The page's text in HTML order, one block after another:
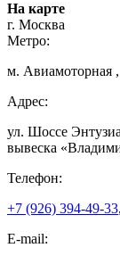
На карте
г. Москва
Метро:
м. Авиамоторная
Адрес:
ул. Шоссе
вывеска
Телефон:
+7 (926) 394-49-33,
E-mail: